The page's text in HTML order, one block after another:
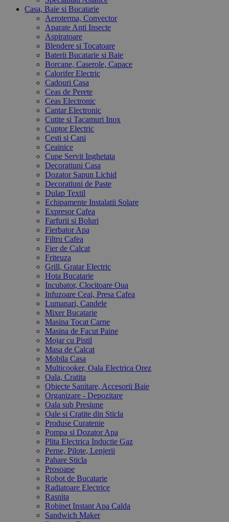
Casa, Baie si Bucatarie
Aeroterma, Convector
Aparate Anti Insecte
Aspiratoare
Blendere si Tocatoare
Baterii Bucatarie si Baie
Borcane, Caserole, Capace
Calorifer Electric
Cadouri Casa
Ceas de Perete
Ceas Electronic
Cantar Electronic
Cutite si Tacamuri Inox
Cuptor Electric
Cesti si Cani
Ceainice
Cupe Servit Inghetata
Decoratiuni Casa
Dozator Sapun Lichid
Decoratiuni de Paste
Dulap Textil
Echipamente Instalatii Solare
Expresor Cafea
Farfurii si Boluri
Fierbator Apa
Filtru Cafea
Fier de Calcat
Friteuza
Grill, Gratar Electric
Hota Bucatarie
Incubator, Clocitoare Oua
Infuzoare Ceai, Presa Cafea
Lumanari, Candele
Mixer Bucatarie
Masina Tocat Carne
Masina de Facut Paine
Mojar cu Pistil
Masa de Calcat
Mobila Casa
Multicooker, Oala Electrica Orez
Oala, Cratita
Obiecte Sanitare, Accesorii Baie
Organizare - Depozitare
Oala sub Presiune
Oale si Cratite din Sticla
Produse Curatenie
Pompa si Dozator Apa
Plita Electrica Inductie Gaz
Perne, Pilote, Lenjerii
Pahare Sticla
Prosoape
Robot de Bucatarie
Radiatoare Electrice
Rasnita
Robinet Instant Apa Calda
Sandwich Maker